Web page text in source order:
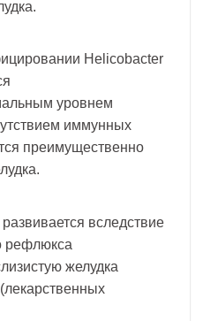
Helicobacter
уровнем
иммунных
преимущественно
вследствие
рефлюкса
желудка